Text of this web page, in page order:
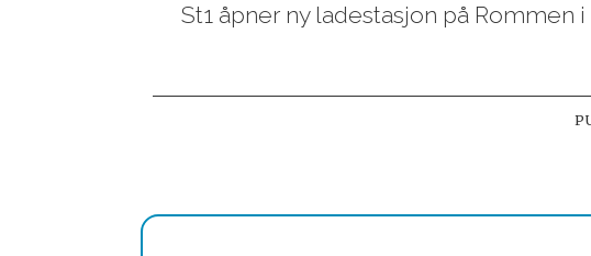
St1 åpner ny ladestasjon på